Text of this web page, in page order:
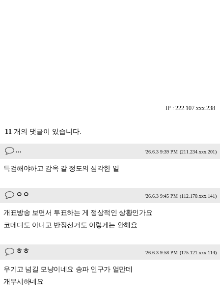
IP : 222.107.xxx.238
11 개의 댓글이 있습니다.
... '26.6.3 9:39 PM (211.234.xxx.201)
특검해야하고 감옥 갈 정도의 심각한 일
ㅇㅇ '26.6.3 9:45 PM (112.170.xxx.141)
개표방송 보면서 투표하는 게 정상적인 상황인가요
코메디도 아니고 반장선거도 이렇게는 안해요
ㅎㅎ '26.6.3 9:58 PM (175.121.xxx.114)
우기고 넘길 모냥이네요 송파 인구가 얼만데
개무시하네요